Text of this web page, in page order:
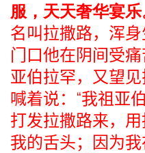
服，天天奢华宴乐
名叫拉撒路，浑
门口他在阴间受
亚伯拉罕，又望
喊着说：“我祖亚
打发拉撒路来，
我的舌头；因为